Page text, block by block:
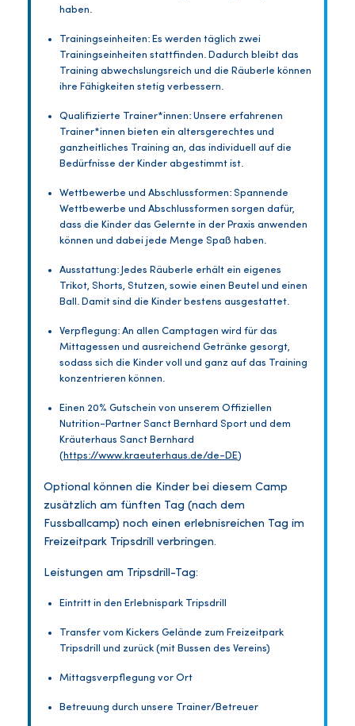
haben.
Trainingseinheiten: Es werden täglich zwei
Trainingseinheiten stattfinden. Dadurch bleibt das
Training abwechslungsreich und die Räuberle können
ihre Fähigkeiten stetig verbessern.
Qualifizierte Trainer*innen: Unsere erfahrenen
Trainer*innen bieten ein altersgerechtes und
ganzheitliches Training an, das individuell auf die
Bedürfnisse der Kinder abgestimmt ist.
Wettbewerbe und Abschlussformen: Spannende
Wettbewerbe und Abschlussformen sorgen dafür,
dass die Kinder das Gelernte in der Praxis anwenden
können und dabei jede Menge Spaß haben.
Ausstattung: Jedes Räuberle erhält ein eigenes
Trikot, Shorts, Stutzen, sowie einen Beutel und einen
Ball. Damit sind die Kinder bestens ausgestattet.
Verpflegung: An allen Camptagen wird für das
Mittagessen und ausreichend Getränke gesorgt,
sodass sich die Kinder voll und ganz auf das Training
konzentrieren können.
Einen 20% Gutschein von unserem Offiziellen
Nutrition-Partner Sanct Bernhard Sport und dem
Kräuterhaus Sanct Bernhard
(https://www.kraeuterhaus.de/de-DE)
Optional können die Kinder bei diesem Camp
zusätzlich am fünften Tag (nach dem
Fussballcamp) noch einen erlebnisreichen Tag im
Freizeitpark Tripsdrill verbringen.
Leistungen am Tripsdrill-Tag:
Eintritt in den Erlebnispark Tripsdrill
Transfer vom Kickers Gelände zum Freizeitpark
Tripsdrill und zurück (mit Bussen des Vereins)
Mittagsverpflegung vor Ort
Betreuung durch unsere Trainer/Betreuer